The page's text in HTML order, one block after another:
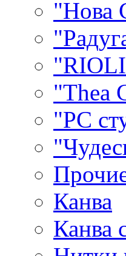
"Нова
"Thea
"РС
Канва
Канва